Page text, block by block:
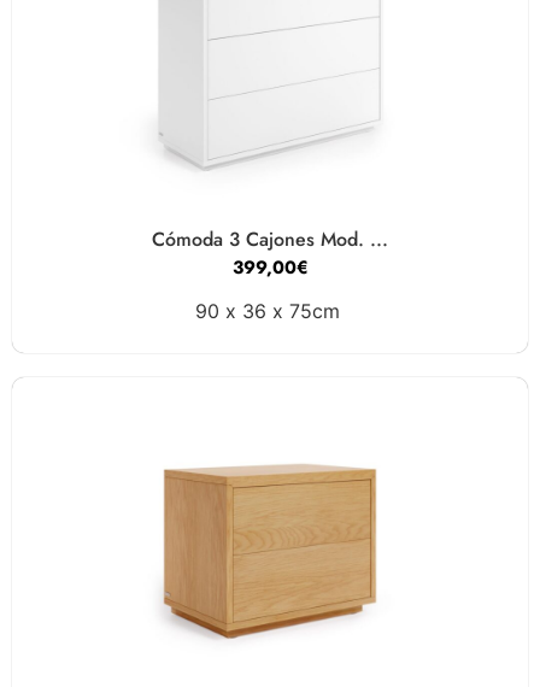
Cómoda 3 Cajones Mod. ...
399,00€
90 x 36 x 75cm